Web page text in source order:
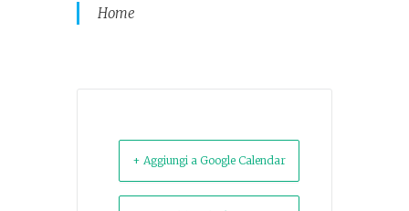
Home
+ Aggiungi a Google Calendar